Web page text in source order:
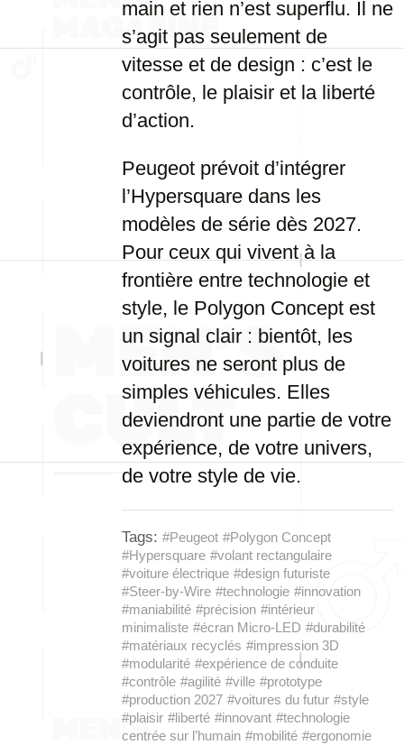
main et rien n’est superflu. Il ne
s’agit pas seulement de
vitesse et de design : c’est le
contrôle, le plaisir et la liberté
d’action.
Peugeot prévoit d’intégrer
l’Hypersquare dans les
modèles de série dès 2027.
Pour ceux qui vivent à la
frontière entre technologie et
style, le Polygon Concept est
un signal clair : bientôt, les
voitures ne seront plus de
simples véhicules. Elles
deviendront une partie de votre
expérience, de votre univers,
de votre style de vie.
Tags: #Peugeot #Polygon Concept
#Hypersquare #volant rectangulaire
#voiture électrique #design futuriste
#Steer-by-Wire #technologie #innovation
#maniabilité #précision #intérieur
minimaliste #écran Micro-LED #durabilité
#matériaux recyclés #impression 3D
#modularité #expérience de conduite
#contrôle #agilité #ville #prototype
#production 2027 #voitures du futur #style
#plaisir #liberté #innovant #technologie
centrée sur l’humain #mobilité #ergonomie